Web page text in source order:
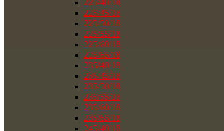
225/40/18
225/45/18
225/50/18
225/55/18
225/60/18
225/65/18
235/40/18
235/45/18
235/50/18
235/55/18
235/60/18
235/65/18
245/40/18